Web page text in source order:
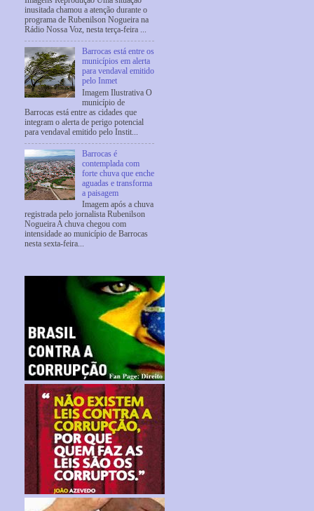
inusitada chamou a atenção durante o
programa de Rubenilson Nogueira na
Rádio Nossa Voz, nesta terça-feira ...
Barrocas está entre os
municípios em alerta
para vendaval emitido
pelo Inmet
Imagem Ilustrativa O
município de
Barrocas está entre as cidades que
integram o alerta de perigo potencial
para vendaval emitido pelo Instit...
Barrocas é
contemplada com
forte chuva que enche
aguadas e transforma
a paisagem
Imagem após a chuva
registrada pelo jornalista Rubenilson
Nogueira A chuva chegou com
intensidade ao município de Barrocas
nesta sexta-feira...